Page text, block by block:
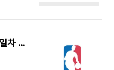
[NBA] 2020-21 시즌 정주행기 212일차 (2021.07.22)